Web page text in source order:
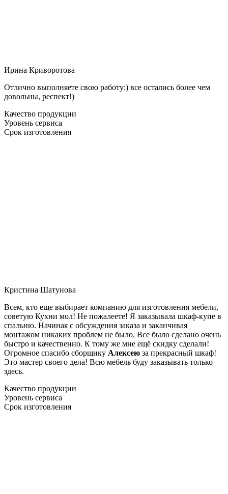
Ирина Криворотова
Отлично выполняете свою работу:) все остались более чем
довольны, респект!)
Качество продукции
Уровень сервиса
Срок изготовления
Кристина Шатунова
Всем, кто еще выбирает компанию для изготовления мебели,
советую Кухни мол! Не пожалеете! Я заказывала шкаф-купе в
спальню. Начиная с обсуждения заказа и заканчивая
монтажом никаких проблем не было. Все было сделано очень
быстро и качественно. К тому же мне ещё скидку сделали!
Огромное спасибо сборщику Алексею за прекрасный шкаф!
Это мастер своего дела! Всю мебель буду заказывать только
здесь.
Качество продукции
Уровень сервиса
Срок изготовления